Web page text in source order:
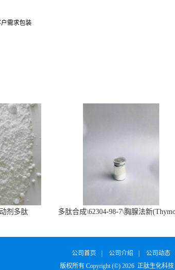
户需求包装
剂多肽
多肽合成\62304-98-7\胸腺法新
公司首页 公司介绍 公司动态
版权所有 Copyright (©) 2026 正肽生化科